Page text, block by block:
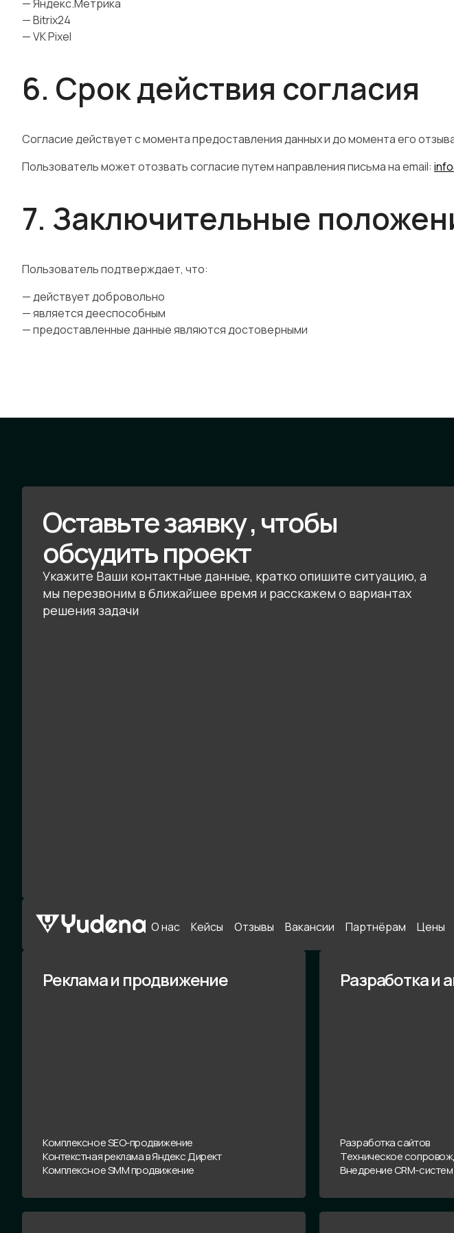
— Яндекс.Метрика
— Bitrix24
— VK Pixel
6. Срок действия согласия
Согласие действует с момента предоставления данных и до момента его
Пользователь может отозвать согласие путем направления письма на email:
7. Заключительные
Пользователь подтверждает, что:
— действует добровольно
— является дееспособным
— предоставленные данные являются достоверными
Оставьте заявку , чтобы
обсудить проект
Укажите Ваши контактные данные, кратко опишите ситуацию, а
мы перезвоним в ближайшее время и расскажем о вариантах
решения задачи
О нас Кейсы Отзывы Вакансии Партнёрам Цены
Реклама и продвижение
Комплексное SEO-продвижение
Контекстная реклама в Яндекс Директ
Комплексное SMM продвижение
Разработка и
Разработка сайтов
Техническое
Внедрение CRM-систем